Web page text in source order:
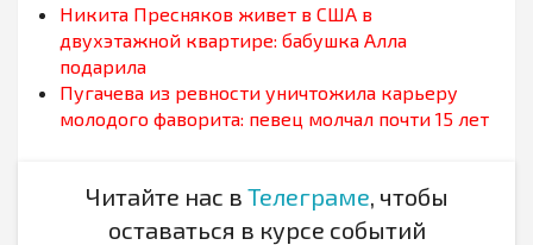
Никита Пресняков живет в США в
двухэтажной квартире: бабушка Алла
подарила
Пугачева из ревности уничтожила карьеру
молодого фаворита: певец молчал почти 15 лет
Читайте нас в Телеграме , чтобы
оставаться в курсе событий